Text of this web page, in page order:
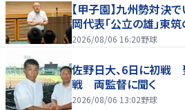
【甲子園】九州勢対決
岡代表「公立の雄」東
2026/08/06 16:20野球
佐野日大、6日に初戦
戦 両監督に聞く
2026/08/06 13:02野球